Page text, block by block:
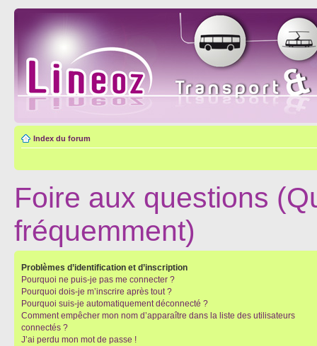
Index du forum
Foire aux questions
fréquemment)
Problèmes d’identification et d’inscription
Pourquoi ne puis-je pas me connecter ?
Pourquoi dois-je m’inscrire après tout ?
Pourquoi suis-je automatiquement déconnecté ?
Comment empêcher mon nom d’apparaître dans la liste des utilisateurs
connectés ?
J’ai perdu mon mot de passe !